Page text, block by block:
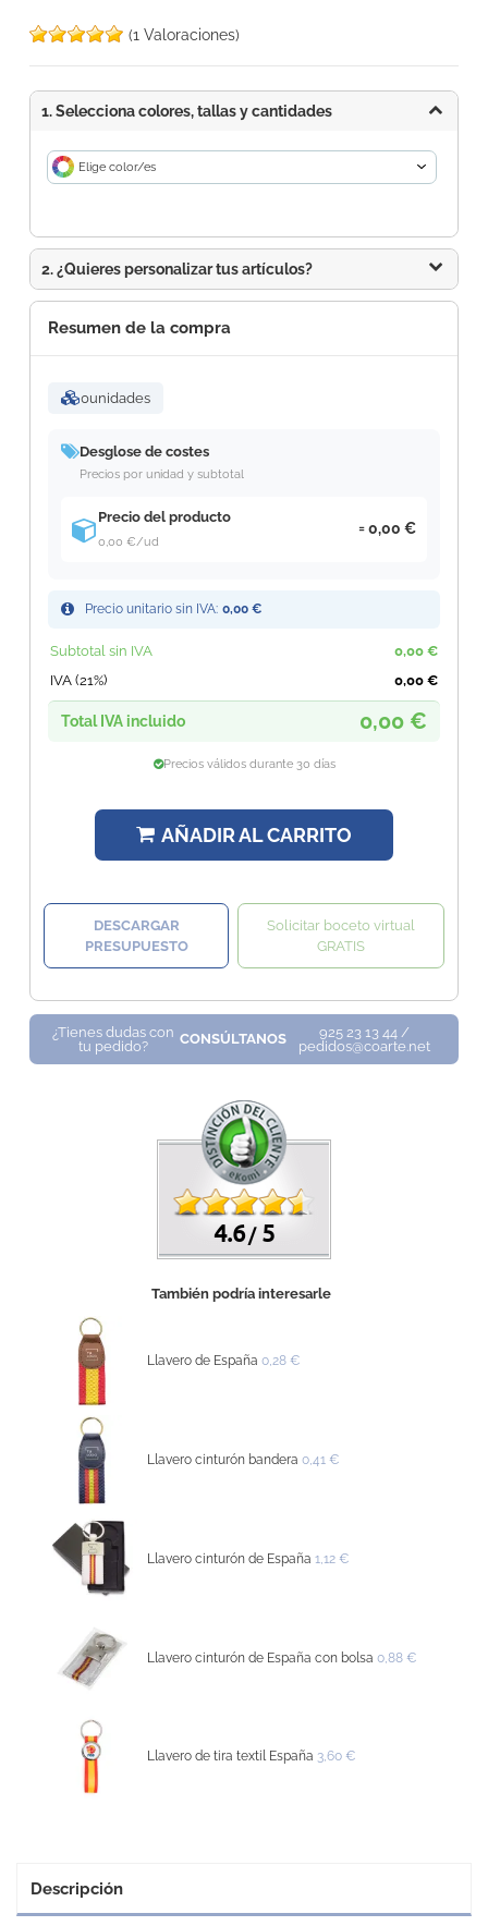
único que ofrece este accesorio. Lleva
mundo, este llavero es un símbolo de tu identidad y orgullo patrio.
(1 Valoraciones)
1. Selecciona colores, tallas y cantidades
Elige color/es
2. ¿Quieres personalizar tus artículos?
Resumen de la compra
0unidades
Desglose de costes
Precios por unidad y subtotal
Precio del producto
0,00 €/ud
0,00 €
Precio unitario sin IVA: 0,00 €
Subtotal sin IVA
0,00 €
IVA (21%)
0,00 €
Total IVA incluido 0,00 €
Precios válidos durante 30 días
AÑADIR AL CARRITO
DESCARGAR
PRESUPUESTO
Solicitar boceto virtual
GRATIS
¿Tienes dudas con
tu pedido?
CONSÚLTANOS
925 23 13 44 /
pedidos@coarte.net
4.6 /5
También podría interesarle
Llavero de España 0,28 €
Llavero cinturón bandera 0,41 €
Llavero cinturón de España 1,12 €
Llavero cinturón de España con bolsa 0,88 €
Llavero de tira textil España 3,60 €
Descripción